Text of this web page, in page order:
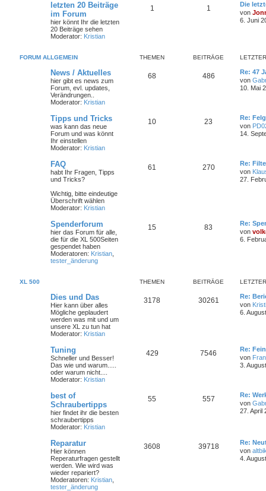
letzten 20 Beiträge
im Forum
hier könnt Ihr die letzten
20 Beiträge sehen
Moderator: Kristian
1 1
Die
von
6. Juni
FORUM ALLGEMEIN THEMEN BEITRÄGE
News / Aktuelles
hier gibt es news zum
Forum, evl. updates,
Verändrungen..
Moderator: Kristian
68 486
Re: 47
von
10. Mai
Tipps und Tricks
was kann das neue
Forum und was könnt
Ihr einstellen
Moderator: Kristian
10 23
Re:
von
14.
FAQ
habt Ihr Fragen, Tipps
und Tricks?
Wichtig, bitte eindeutige
Überschrift wählen
Moderator: Kristian
61 270
Re:
von
27.
Spenderforum
hier das Forum für alle,
die für die XL 500Seiten
gespendet haben
Moderatoren: Kristian
tester_änderung
15 83
Re:
von
6.
XL 500 THEMEN BEITRÄGE
Dies und Das
Hier kann über alles
Mögliche geplaudert
werden was mit und um
unsere XL zu tun hat
Moderator: Kristian
3178 30261
Re:
von
6.
Tuning
Schneller und Besser!
Das wie und warum.....
oder warum nicht....
Moderator: Kristian
429 7546
Re:
von
3.
best of
Schraubertipps
hier findet ihr die besten
schraubertipps
Moderator: Kristian
55 557
Re:
von
27. April
Reparatur
Hier können
Reperaturfragen gestellt
werden. Wie wird was
wieder repariert?
Moderatoren: Kristian
tester_änderung
3608 39718
Re:
von
4.